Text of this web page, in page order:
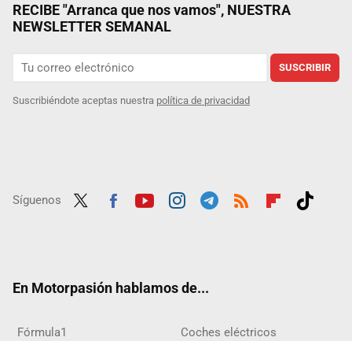
RECIBE "Arranca que nos vamos", NUESTRA
NEWSLETTER SEMANAL
SUSCRIBIR
Suscribiéndote aceptas nuestra política de privacidad
Síguenos
En Motorpasión hablamos de...
Fórmula1 Coches eléctricos